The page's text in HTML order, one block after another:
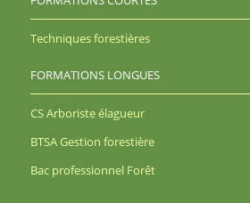
Techniques forestières
FORMATIONS LONGUES
CS Arboriste élagueur
BTSA Gestion forestière
Bac professionnel Forêt